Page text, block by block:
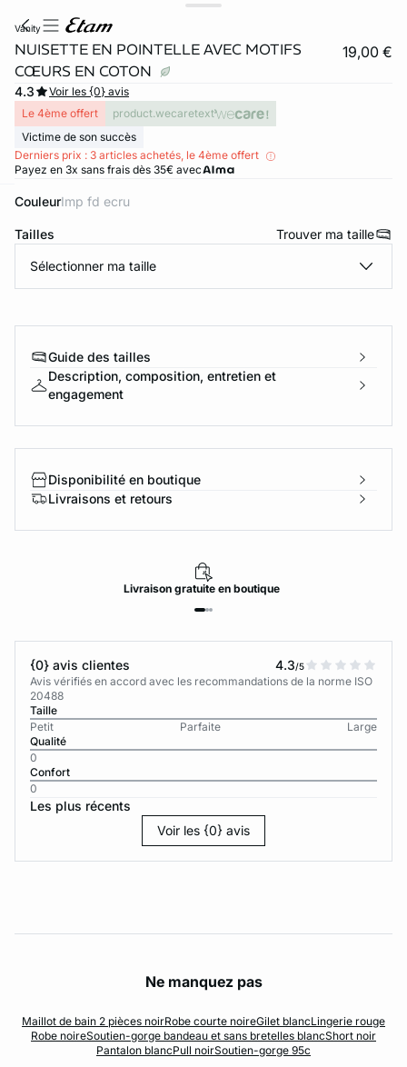
vanity
NUISETTE EN POINTELLE AVEC MOTIFS
CŒURS EN COTON
19,00 €
4.3
Voir les {0} avis
Le 4ème offert
product.wecaretext
Victime de son succès
Derniers prix : 3 articles achetés, le 4ème offert
Payez en 3x sans frais dès 35€ avec
Couleur imp fd ecru
Tailles Trouver ma taille
Sélectionner ma taille
Guide des tailles
Description, composition, entretien et
engagement
Disponibilité en boutique
Livraisons et retours
Livraisongratuiteen boutique
{0} avis clientes 4.3/5
Avis vérifiés en accord avec les recommandations de la norme ISO
20488
Taille
Petit
Parfaite
Large
Qualité
0
Confort
0
Les plus récents
Voir les {0} avis
Ne manquez pas
Maillot de bain 2 pièces noirRobe courte noireGilet blancLingerie rouge
Robe noireSoutien-gorge bandeau et sans bretelles blancShort noir
Pantalon blancPull noirSoutien-gorge 95c